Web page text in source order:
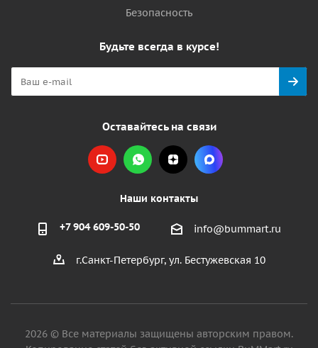
Безопасность
Будьте всегда в курсе!
Оставайтесь на связи
Наши контакты
+7 904 609-50-50 info@bummart.ru
г.Санкт-Петербург, ул. Бестужевская 10
2026 © Все материалы защищены авторским правом.